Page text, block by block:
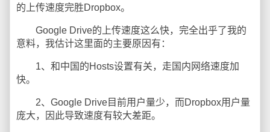
的上传速度完胜Dropbox。
Google Drive的上传速度这么快，完全出乎了我的
意料，我估计这里面的主要原因有：
1、和中国的Hosts设置有关，走国内网络速度加
快。
2、Google Drive目前用户量少，而Dropbox用户量
庞大，因此导致速度有较大差距。